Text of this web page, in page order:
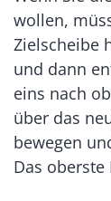
wollen,
Zielscheibe
und dann
eins nach
über das
bewegen
Das